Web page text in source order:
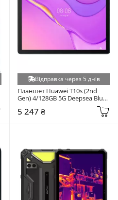
Відправка через 5 днів
Планшет Huawei T10s (2nd
Gen) 4/128GB 5G Deepsea Blue
5 247 ₴